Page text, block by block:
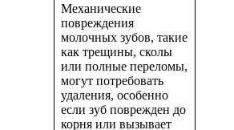
Механические
повреждения
молочных зубов, такие
как трещины, сколы
или полные переломы,
могут потребовать
удаления, особенно
если зуб поврежден до
корня или вызывает